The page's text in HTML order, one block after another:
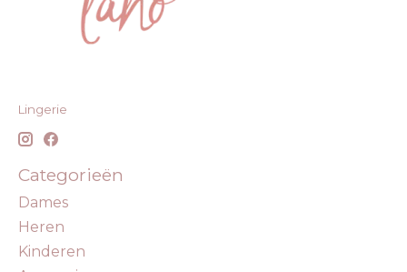
Lingerie
Categorieën
Dames
Heren
Kinderen